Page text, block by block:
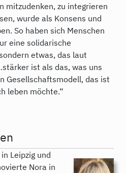
mitzudenken, zu integrieren
wurde als Konsens und
So haben sich Menschen
eine solidarische
etwas, das laut
ist als das, was uns
Gesellschaftsmodell, das ist
leben möchte.“
Leipzig und
Nora in